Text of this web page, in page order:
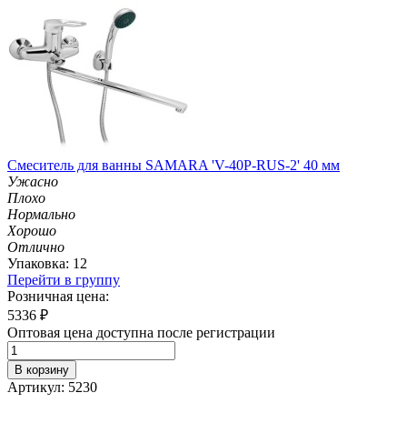
Смеситель для ванны SAMARA 'V-40P-RUS-2' 40 мм
Ужасно
Плохо
Нормально
Хорошо
Отлично
Упаковка: 12
Перейти в группу
Розничная цена:
5336 ₽
Оптовая цена доступна после регистрации
В корзину
Артикул: 5230